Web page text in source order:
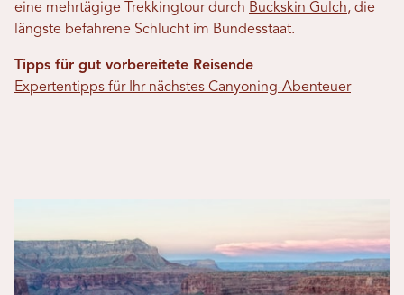
eine mehrtägige Trekkingtour durch Buckskin Gulch, die
längste befahrene Schlucht im Bundesstaat.
Tipps für gut vorbereitete Reisende
Expertentipps für Ihr nächstes Canyoning-Abenteuer